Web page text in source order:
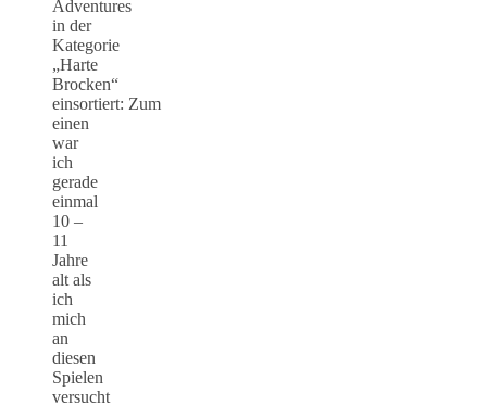
Adventures
in der
Kategorie
„Harte
Brocken“
einsortiert: Zum
einen
war
ich
gerade
einmal
10 –
11
Jahre
alt als
ich
mich
an
diesen
Spielen
versucht